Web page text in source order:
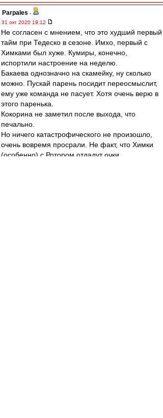
Parpales -
31 окт 2020 19:12
Не согласен с мнением, что это худший первый
тайм при Тедеско в сезоне. Имхо, первый с
Химками был хуже. Кумиры, конечно,
испортили настроение на неделю.
Бакаева однозначно на скамейку, ну сколько
можно. Пускай парень посидит переосмыслит,
ему уже команда не пасует. Хотя очень верю в
этого паренька.
Кокорина не заметил после выхода, что
печально.
Но ничего катастрофического не произошло,
очень вовремя просрали. Не факт, что Химки
(особенно) с Ротором отдадут очки.